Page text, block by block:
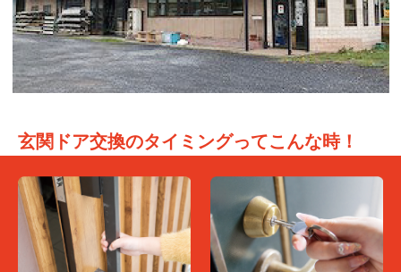
玄関ドア交換のタイミングってこんな時！